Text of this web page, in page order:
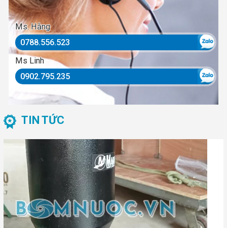
Ms. Hằng
0788.556.523
Ms Linh
0902.795.235
TIN TỨC